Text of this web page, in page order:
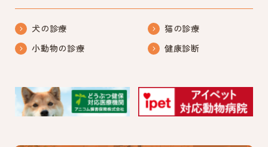
犬の診療
猫の診療
小動物の診療
健康診断